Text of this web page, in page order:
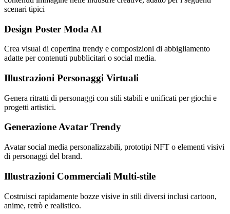
scenari tipici
Design Poster Moda AI
Crea visual di copertina trendy e composizioni di abbigliamento
adatte per contenuti pubblicitari o social media.
Illustrazioni Personaggi Virtuali
Genera ritratti di personaggi con stili stabili e unificati per giochi e
progetti artistici.
Generazione Avatar Trendy
Avatar social media personalizzabili, prototipi NFT o elementi visivi
di personaggi del brand.
Illustrazioni Commerciali Multi-stile
Costruisci rapidamente bozze visive in stili diversi inclusi cartoon,
anime, retrò e realistico.